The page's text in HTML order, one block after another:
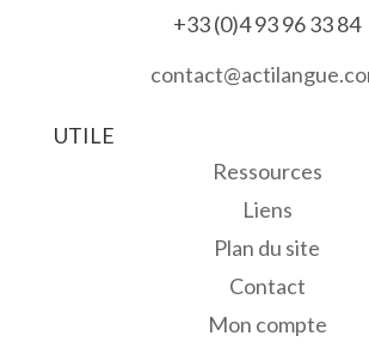
+33 (0)4 93 96 33 84
UTILE
Ressources
Liens
Plan du site
Contact
Mon compte